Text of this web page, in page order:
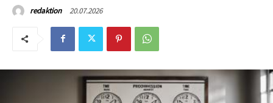
redaktion 20.07.2026